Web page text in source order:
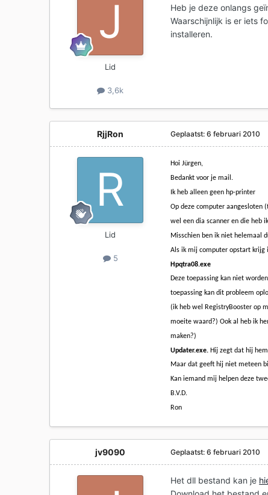
Lid
3,6k
Heb je deze onlangs
Waarschijnlijk is er iets
installeren.
RjjRon
Lid
5
Geplaatst:6 februari 2010
Hoi Jürgen,
Bedankt voor je mail.
Ik heb alleen geen hp-printer
Op deze computer aangesloten
wel een dia scanner en die heb
Misschien ben ik niet helemaal
Als ik mij computer opstart krijg
Hpqtra08.exe
Deze toepassing kan niet
toepassing kan dit probleem
(ik heb wel RegistryBooster op
moeite waard?) Ook al heb ik
maken?)
Updater.exe. Hij zegt dat hij
Maar dat geeft hij niet meteen
Kan iemand mij helpen deze
B.V.D.
Ron
jv9090 Geplaatst:6 februari 2010
Het dll bestand kan je